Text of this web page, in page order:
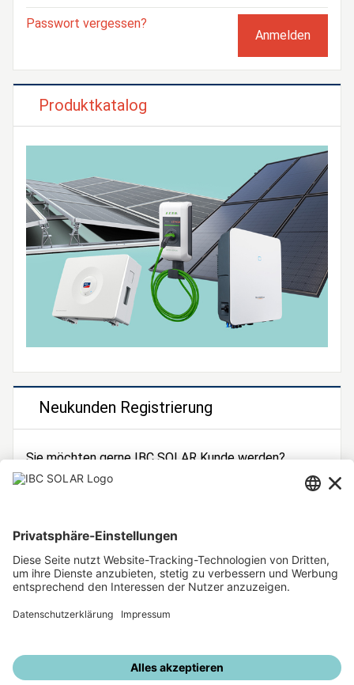
Passwort vergessen?
Produktkatalog
Neukunden Registrierung
Sie möchten gerne IBC SOLAR Kunde werden?
Dann registrieren Sie sich jetzt!
Unsere weiteren Angebote
IBC SOLAR Webseite